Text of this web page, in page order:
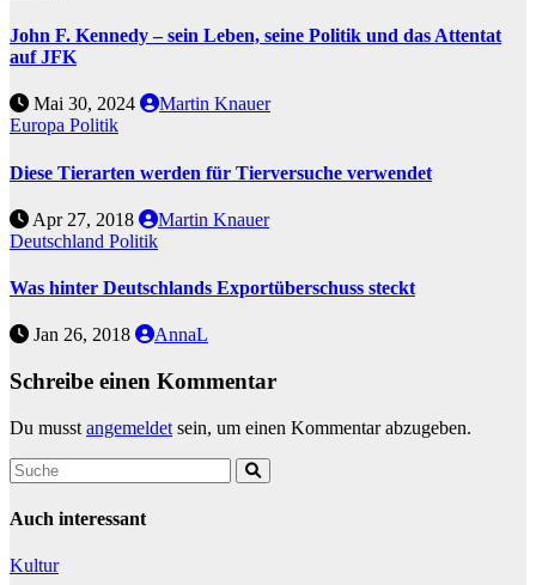
John F. Kennedy – sein Leben, seine Politik und das Attentat
auf JFK
Mai 30, 2024
Martin Knauer
Europa Politik
Diese Tierarten werden für Tierversuche verwendet
Apr 27, 2018
Martin Knauer
Deutschland Politik
Was hinter Deutschlands Exportüberschuss steckt
Jan 26, 2018 AnnaL
Schreibe einen Kommentar
Du musst angemeldet sein, um einen Kommentar abzugeben.
Auch interessant
Kultur